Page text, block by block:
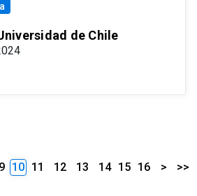
de Chile
9 10 11 12 13 14 15 16 > >>